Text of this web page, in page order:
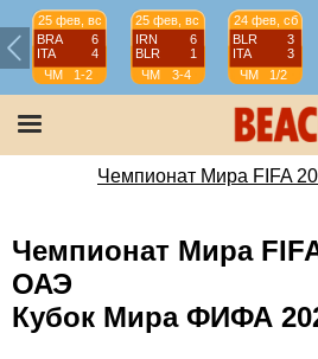
25 фев, вс
BRA
6
ITA
4
ЧМ
1-2
25 фев, вс
IRN
6
BLR
1
ЧМ
3-4
24 фев, сб
BLR
3
ITA
3
ЧМ
1/2
Чемпионат Мира FIFA
Чемпионат Мира
ОАЭ
Кубок Мира ФИФА